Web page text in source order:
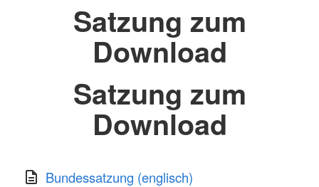
Satzung zum
Download
Satzung zum
Download
Bundessatzung (englisch)